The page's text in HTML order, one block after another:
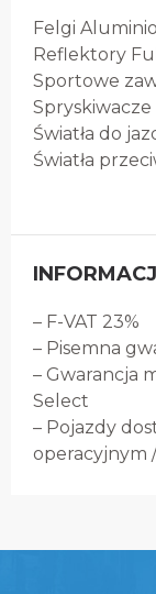
Felgi
Reflektory
Sportowe
Światła do
Światła
– F-VAT 23%
– Pisemna
– Gwarancja
Select
– Pojazdy
operacyjnym